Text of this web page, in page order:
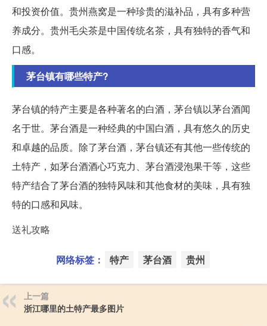
和投资价值。贵州燕窝是一种珍贵的滋补品，具有多种营
养成分。贵州毛尖茶是中国传统名茶，具有独特的香气和
口感。
茅台镇有哪些特产?
茅台镇的特产主要是各种著名的白酒，茅台镇以茅台酒闻
名于世。茅台酒是一种经典的中国白酒，具有悠久的历史
和卓越的品质。除了茅台酒，茅台镇还有其他一些传统的
土特产，如茅台酒酒心巧克力、茅台酒浸泡果干等，这些
特产结合了茅台酒的独特风味和其他食材的美味，具有独
特的口感和风味。
送礼攻略
网络标签： 特产 茅台酒 贵州
上一篇
浙江哪里的土特产最多图片